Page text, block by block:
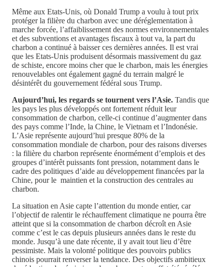
Même aux Etats-Unis, où Donald Trump a voulu à tout prix
protéger la filière du charbon avec une déréglementation à
marche forcée, l’affaiblissement des normes environnementales
et des subventions et avantages fiscaux à tout va, la part du
charbon a continué à baisser ces dernières années. Il est vrai
que les Etats-Unis produisent désormais massivement du gaz
de schiste, encore moins cher que le charbon, mais les énergies
renouvelables ont également gagné du terrain malgré le
désintérêt du gouvernement fédéral sous Trump.
Aujourd’hui, les regards se tournent vers l’Asie. Tandis que
les pays les plus développés ont fortement réduit leur
consommation de charbon, celle-ci continue d’augmenter dans
des pays comme l’Inde, la Chine, le Vietnam et l’Indonésie.
L’Asie représente aujourd’hui presque 80% de la
consommation mondiale de charbon, pour des raisons diverses
: la filière du charbon représente énormément d’emplois et des
groupes d’intérêt puissants font pression, notamment dans le
cadre des politiques d’aide au développement financées par la
Chine, pour le maintien et la construction des centrales au
charbon.
La situation en Asie capte l’attention du monde entier, car
l’objectif de ralentir le réchauffement climatique ne pourra être
atteint que si la consommation de charbon décroît en Asie
comme c’est le cas depuis plusieurs années dans le reste du
monde. Jusqu’à une date récente, il y avait tout lieu d’être
pessimiste. Mais la volonté politique des pouvoirs publics
chinois pourrait renverser la tendance. Des objectifs ambitieux